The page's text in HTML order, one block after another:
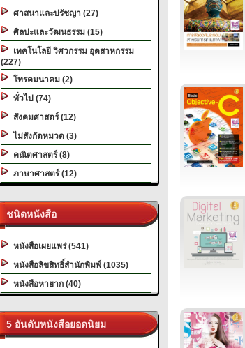
ศาสนาและปรัชญา (27)
ศิลปะและวัฒนธรรม (15)
เทคโนโลยี วิศวกรรม อุตสาหกรรม
(227)
โทรคมนาคม (2)
ทั่วไป (74)
สังคมศาสตร์ (12)
ไม่สังกัดหมวด (3)
คณิตศาสตร์ (8)
ภาษาศาสตร์ (12)
ชนิดหนังสือ
หนังสือเผยแพร่ (541)
หนังสือลิขสิทธิ์สำนักพิมพ์ (1035)
หนังสือหายาก (40)
5 อันดับหนังสือยอดนิยม